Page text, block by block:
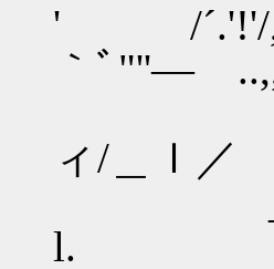
' /
｀ﾞ"''―
_,,
ィ/＿
_,, -
l. ｌ